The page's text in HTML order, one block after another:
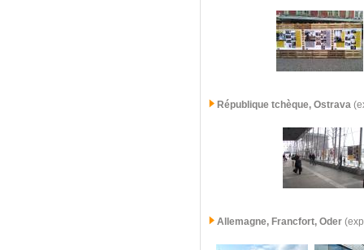
République tchèque, Ostrava
Allemagne, Francfort, Oder